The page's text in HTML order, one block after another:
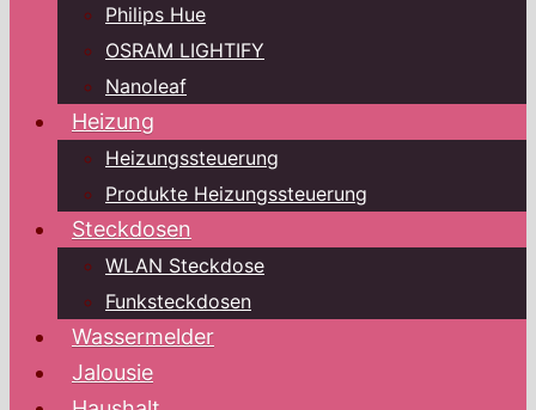
Philips Hue
OSRAM LIGHTIFY
Nanoleaf
Heizung
Heizungssteuerung
Produkte Heizungssteuerung
Steckdosen
WLAN Steckdose
Funksteckdosen
Wassermelder
Jalousie